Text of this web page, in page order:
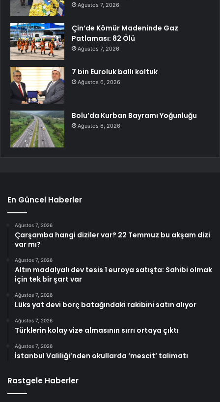
Ağustos 7, 2026
Çin’de Kömür Madeninde Gaz
Patlaması: 82 Ölü
Ağustos 7, 2026
7 bin Euroluk ballı koltuk
Ağustos 6, 2026
Bolu’da Kurban Bayramı Yoğunluğu
Ağustos 6, 2026
En Güncel Haberler
Ağustos 7, 2026
Çarşamba hangi diziler var? 22 Temmuz bu akşam dizi
var mı?
Ağustos 7, 2026
Altın madalyalı dev tesis 1 euroya satışta: Sahibi olmak
için tek bir şart var
Ağustos 7, 2026
Lüks yat devi borç batağındaki rakibini satın alıyor
Ağustos 7, 2026
Türklerin kolay vize almasının sırrı ortaya çıktı
Ağustos 7, 2026
İstanbul Valiliği’nden okullarda ‘mescit’ talimatı
Rastgele Haberler